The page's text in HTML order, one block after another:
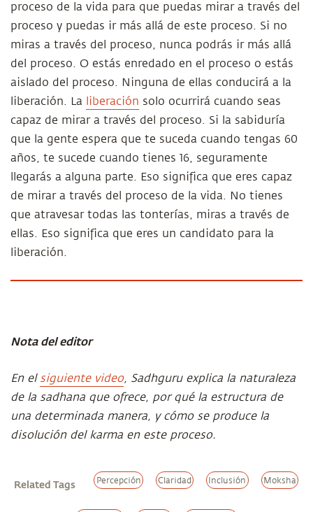
proceso de la vida para que puedas mirar a través del
proceso y puedas ir más allá de este proceso. Si no
miras a través del proceso, nunca podrás ir más allá
del proceso. O estás enredado en el proceso o estás
aislado del proceso. Ninguna de ellas conducirá a la
liberación. La
liberación solo ocurrirá cuando seas
capaz de mirar a través del proceso. Si la sabiduría
que la gente espera que te suceda cuando tengas 60
años, te sucede cuando tienes 16, seguramente
llegarás a alguna parte. Eso significa que eres capaz
de mirar a través del proceso de la vida. No tienes
que atravesar todas las tonterías, miras a través de
ellas. Eso significa que eres un candidato para la
liberación.
Nota del editor
En el siguiente video, Sadhguru explica la naturaleza
de la sadhana que ofrece, por qué la estructura de
una determinada manera, y cómo se produce la
disolución del karma en este proceso.
Related Tags Percepción Claridad Inclusión Moksha